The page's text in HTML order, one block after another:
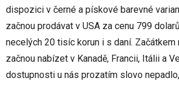
dispozici v černé a pískové barevné
začnou prodávat v USA za cenu 799
necelých 20 tisíc korun i s daní.
začnou nabízet v Kanadě, Francii, Itálii a
dostupnosti u nás prozatím slovo